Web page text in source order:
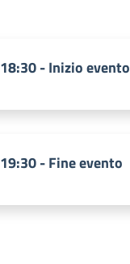
18:30 - Inizio evento
19:30 - Fine evento